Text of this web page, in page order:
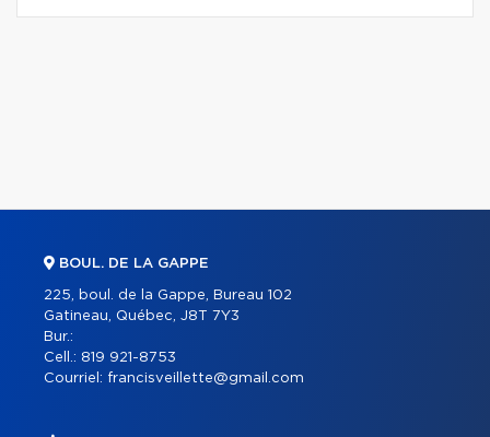
BOUL. DE LA GAPPE
225, boul. de la Gappe, Bureau 102
Gatineau, Québec, J8T 7Y3
Bur.:
Cell.: 819 921-8753
Courriel: francisveillette@gmail.com